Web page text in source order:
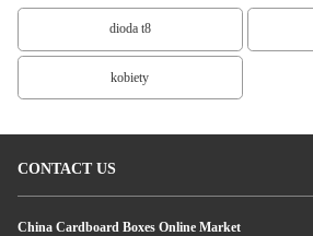
dioda t8
kobiety
CONTACT US
China Cardboard Boxes Online Market